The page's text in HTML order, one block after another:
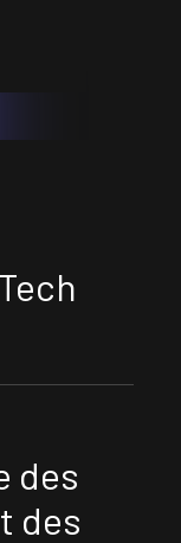
des
des